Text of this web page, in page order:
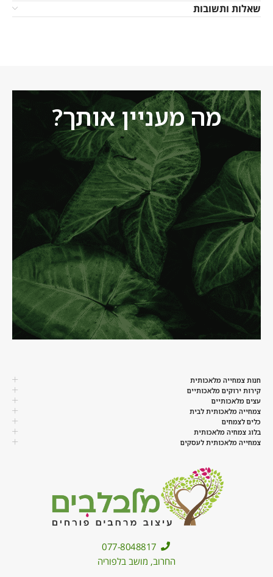
שאלות ותשובות
מה מעניין אותך?
חנות צמחייה מלאכותית
קירות ירוקים מלאכותיים
עצים מלאכותיים
צמחייה מלאכותית לבית
כלים לצמחים
בלוג צמחיה מלאכותית
צמחייה מלאכותית לעסקים
077-8048817
החרוב, מושב בלפוריה